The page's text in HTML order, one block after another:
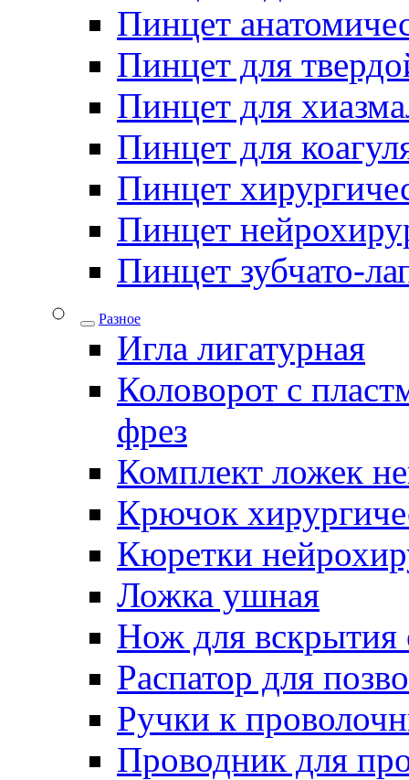
Пинцет
Пинцет для
Пинцет для
Пинцет для
Пинцет
Пинцет
Пинцет зубчато-
Разное
Игла лигатурная
Коловорот с
фрез
Комплект ложек
Крючок
Кюретки
Ложка ушная
Нож для вскрытия
Распатор для
Ручки к
Проводник для